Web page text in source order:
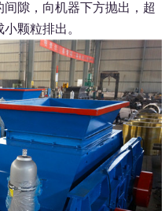
隙，向机器下方抛出，超
颗粒排出。